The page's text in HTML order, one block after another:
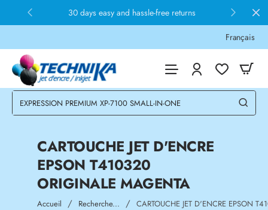
30 days easy and hassle-free returns
Français
CARTOUCHE JET D'ENCRE
EPSON T410320
ORIGINALE MAGENTA
Accueil homeRecherche... CARTOUCHE JET D'ENCRE EPSON